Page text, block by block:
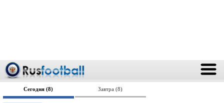
Сегодня (8) Завтра (8)